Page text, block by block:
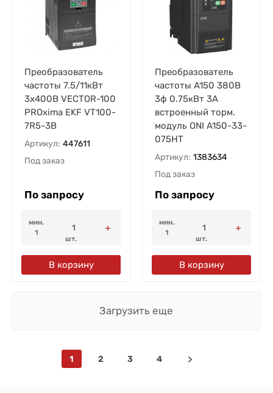
Преобразователь
частоты 7.5/11кВт
3х400В VECTOR-100
PROxima EKF VT100-
7R5-3B
Артикул: 447611
Под заказ
По запросу
мин.
1
шт.
В корзину
Преобразователь
частоты A150 380В
3ф 0.75кВт 3А
встроенный торм.
модуль ONI A150-33-
075HT
Артикул: 1383634
Под заказ
По запросу
мин.
1
шт.
В корзину
Загрузить еще
1 2 3 4